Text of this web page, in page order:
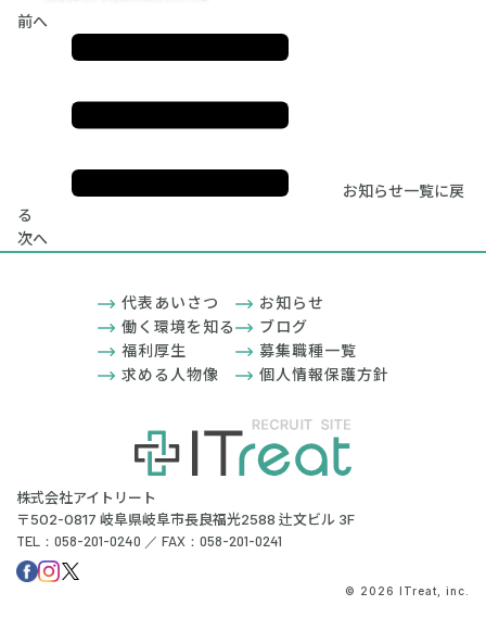
前へ
お知らせ一覧に戻
る
次へ
株式会社アイトリート
〒502-0817 岐阜県岐阜市長良福光2588 辻文ビル 3F
TEL：058-201-0240 ／ FAX：058-201-0241
代表あいさつ
働く環境を知る
福利厚生
求める人物像
お知らせ
ブログ
募集職種一覧
個人情報保護方針
© 2026 ITreat, inc.